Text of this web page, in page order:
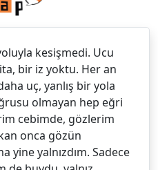
kesişmedi. Ucu
bir iz yoktu. Her an
uç, yanlış bir yola
olmayan hep eğri
cebimde, gözlerim
onca gözün
yine yalnızdım. Sadece